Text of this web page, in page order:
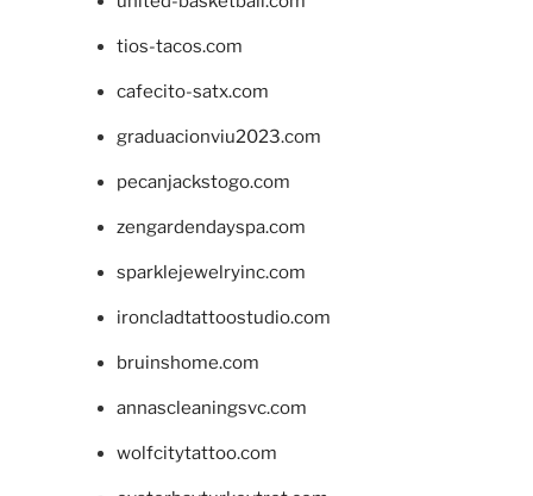
tios-tacos.com
cafecito-satx.com
graduacionviu2023.com
pecanjackstogo.com
zengardendayspa.com
sparklejewelryinc.com
ironcladtattoostudio.com
bruinshome.com
annascleaningsvc.com
wolfcitytattoo.com